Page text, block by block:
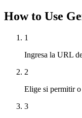
How to Use
1
Ingresa la URL
2
Elige si permitir o
3